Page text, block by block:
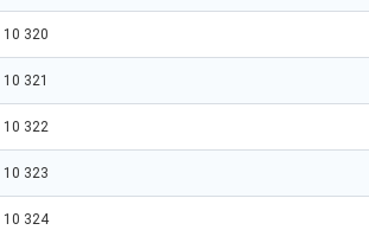
10 320
10 321
10 322
10 323
10 324